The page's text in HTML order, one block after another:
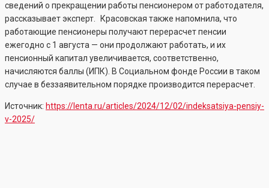
сведений о прекращении работы пенсионером от работодателя,
рассказывает эксперт. Красовская также напомнила, что
работающие пенсионеры получают перерасчет пенсии
ежегодно с 1 августа — они продолжают работать, и их
пенсионный капитал увеличивается, соответственно,
начисляются баллы (ИПК). В Социальном фонде России в таком
случае в беззаявительном порядке производится перерасчет.
Источник: https://lenta.ru/articles/2024/12/02/indeksatsiya-pensiy-
v-2025/